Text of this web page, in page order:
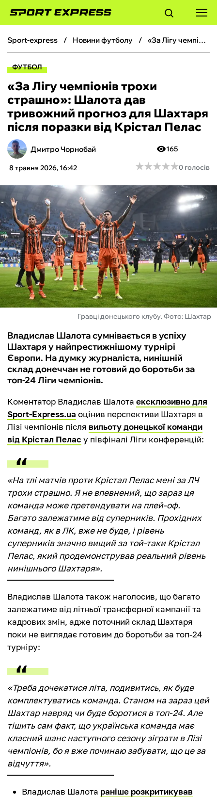
ФУТБОЛ
БОКС
ХОКЕЙ
ТЕНІС
КІБЕРСПОРТ
ЧС-2026
ФУТЗАЛ
ІНШІ
БУКМЕКЕРИ
sport-express новини футболу «За Лігу чемпіонів трохи страшно»: Шалота дав тривожний прогноз для Шахтаря після поразки від Крістал Пелас
ФУТБОЛ
«За Лігу чемпіонів трохи
страшно»: Шалота дав
тривожний прогноз для Шахтаря
після поразки від Крістал Пелас
Дмитро Чорнобай
8 травня 2026, 16:42
165
★★★★★
★★★★★0 голосів
Гравці донецького клубу. Фото: Шахтар
Владислав Шалота сумнівається в успіху
Шахтаря у найпрестижнішому турнірі
Європи. На думку журналіста, нинішній
склад донеччан не готовий до боротьби за
топ-24 Ліги чемпіонів.
Коментатор Владислав Шалота ексклюзивно для
Sport-Express.ua оцінив перспективи Шахтаря в
Лізі чемпіонів після вильоту донецької команди
від Крістал Пелас у півфіналі Ліги конференцій:
«На тлі матчів проти Крістал Пелас мені за ЛЧ
трохи страшно. Я не впевнений, що зараз ця
команда може претендувати на плей-оф.
Багато залежатиме від суперників. Прохідних
команд, як в ЛК, вже не буде, і рівень
суперників значно вищий за той-таки Крістал
Пелас, який продемонстрував реальний рівень
нинішнього Шахтаря».
Владислав Шалота також наголосив, що багато
залежатиме від літньої трансферної кампанії та
кадрових змін, адже поточний склад Шахтаря
поки не виглядає готовим до боротьби за топ-24
турніру:
«Треба дочекатися літа, подивитись, як буде
комплектуватись команда. Станом на зараз цей
Шахтар навряд чи буде боротися в топ-24. Але
тішить сам факт, що українська команда має
класний шанс наступного сезону зіграти в Лізі
чемпіонів, бо я вже починаю забувати, що це за
відчуття».
Владислав Шалота раніше розкритикував